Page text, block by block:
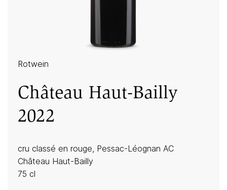
Rotwein
Château Haut-Bailly
2022
cru classé en rouge, Pessac-Léognan AC
Château Haut-Bailly
75 cl